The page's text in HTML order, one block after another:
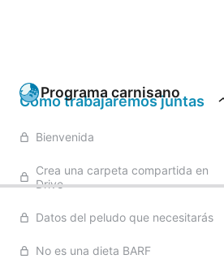
Programa carnisano
Cómo trabajaremos juntas
Bienvenida
Crea una carpeta compartida en
Drive
Datos del peludo que necesitarás
No es una dieta BARF